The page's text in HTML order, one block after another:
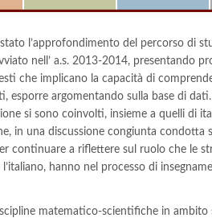
l’approfondimento del percorso di
nell’ a.s. 2013-2014, presentando
che implicano la capacità di
esporre argomentando sulla base di dati.
si sono coinvolti, insieme a quelli di
in una discussione congiunta condotta
continuare a riflettere sul ruolo che le
hanno nel processo di
matematico-scientifiche in ambito